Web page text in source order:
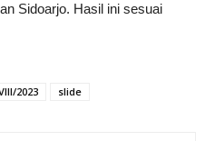
Sidoarjo. Hasil ini sesuai
2023 slide